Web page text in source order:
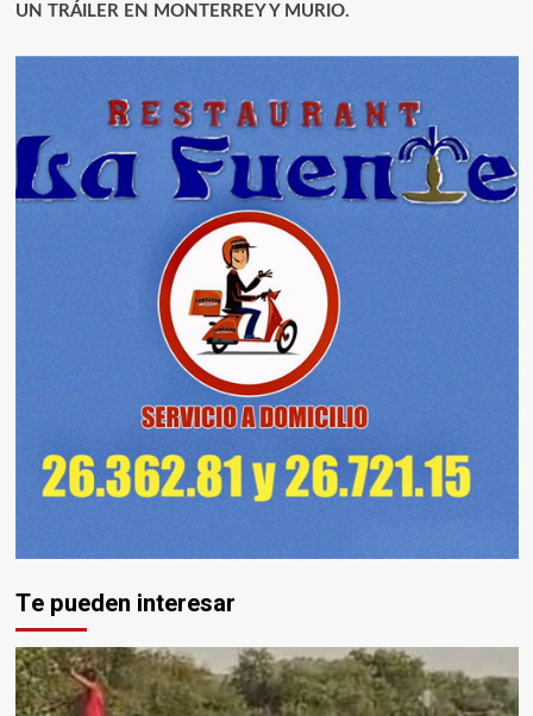
UN TRÁILER EN MONTERREY Y MURIO.
Te pueden interesar